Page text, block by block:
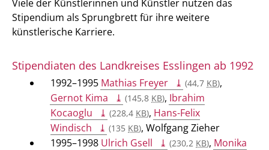
Viele der Künstlerinnen und Künstler nutzen das
Stipendium als Sprungbrett für ihre weitere
künstlerische Karriere.
Stipendiaten des Landkreises Esslingen ab 1992
1992–1995 Mathias Freyer (44,7 KB),
Gernot Kima
(145,8 KB), Ibrahim
Kocaoglu
(228,4 KB), Hans-Felix
Windisch
(135 KB), Wolfgang Zieher
1995–1998 Ulrich Gsell (230,2 KB), Monika